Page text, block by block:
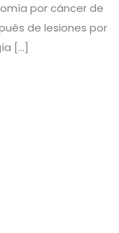
por cáncer de
de lesiones por
[…]